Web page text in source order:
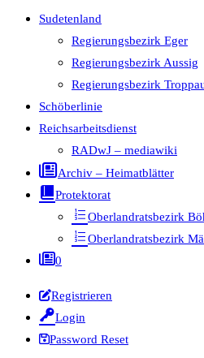
Sudetenland
Regierungsbezirk Eger
Regierungsbezirk Aussig
Regierungsbezirk
Schöberlinie
Reichsarbeitsdienst
RADwJ – mediawiki
Archiv – Heimatblätter
Protektorat
Oberlandratsbezirk
Oberlandratsbezirk
0
Registrieren
Login
Password Reset